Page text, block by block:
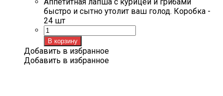
быстро и сытно утолит ваш голод. Коробка -
24 шт
Количество
товара
Лапша
с
В корзину
Добавить в избранное
Добавить в избранное